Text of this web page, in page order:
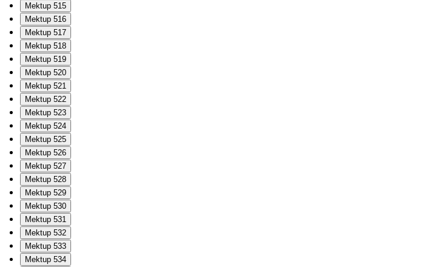
Mektup 515
Mektup 516
Mektup 517
Mektup 518
Mektup 519
Mektup 520
Mektup 521
Mektup 522
Mektup 523
Mektup 524
Mektup 525
Mektup 526
Mektup 527
Mektup 528
Mektup 529
Mektup 530
Mektup 531
Mektup 532
Mektup 533
Mektup 534